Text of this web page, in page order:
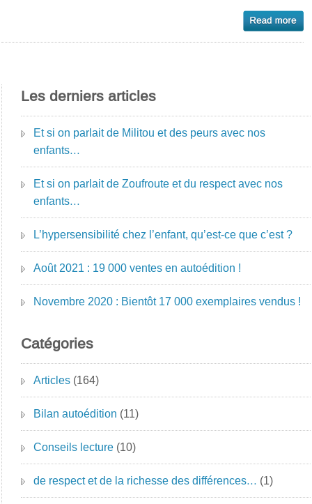
Les derniers articles
Et si on parlait de Militou et des peurs avec nos
enfants…
Et si on parlait de Zoufroute et du respect avec nos
enfants…
L’hypersensibilité chez l’enfant, qu’est-ce que c’est ?
Août 2021 : 19 000 ventes en autoédition !
Novembre 2020 : Bientôt 17 000 exemplaires vendus !
Catégories
Articles (164)
Bilan autoédition (11)
Conseils lecture (10)
de respect et de la richesse des différences… (1)